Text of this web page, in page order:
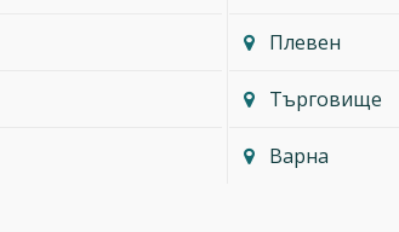
Плевен
Търговище
Варна